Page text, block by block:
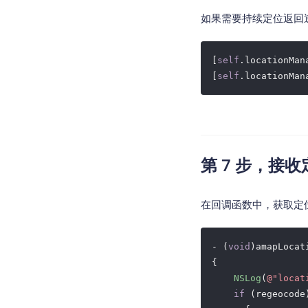
如果需要持续定位返
self
self
第 7 步，接收
在回调函数中，获取
- ( void
{
NSLog (
if